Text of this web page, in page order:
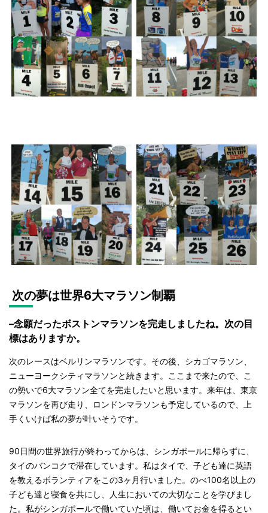
次の夢は世界6大マラソン制覇
–念願だったボストンマラソンを完走しましたね。次の目
標はありますか。
次のレースはベルリンマラソンです。その後、シカゴマラソン、
ニューヨークシティマラソンと続きます。ここまで来たので、こ
の勢いで6大マラソン全てを完走したいと思います。来年は、東京
マラソンを再び走り、ロンドンマラソンも予定しているので、上
手くいけば私の夢が叶いそうです。
90日間の世界旅行が終わってからは、シンガポールに帰らずに、
タイのバンコクで滞在しています。私はタイで、子ども達に英語
を教えるボランティアをこの3ヶ月行いました。のべ100名以上の
子ども達と寝食を共にし、人生においての大切なことを学びまし
た。私がシンガポールで働いていた頃は、働いてお金を得るとい